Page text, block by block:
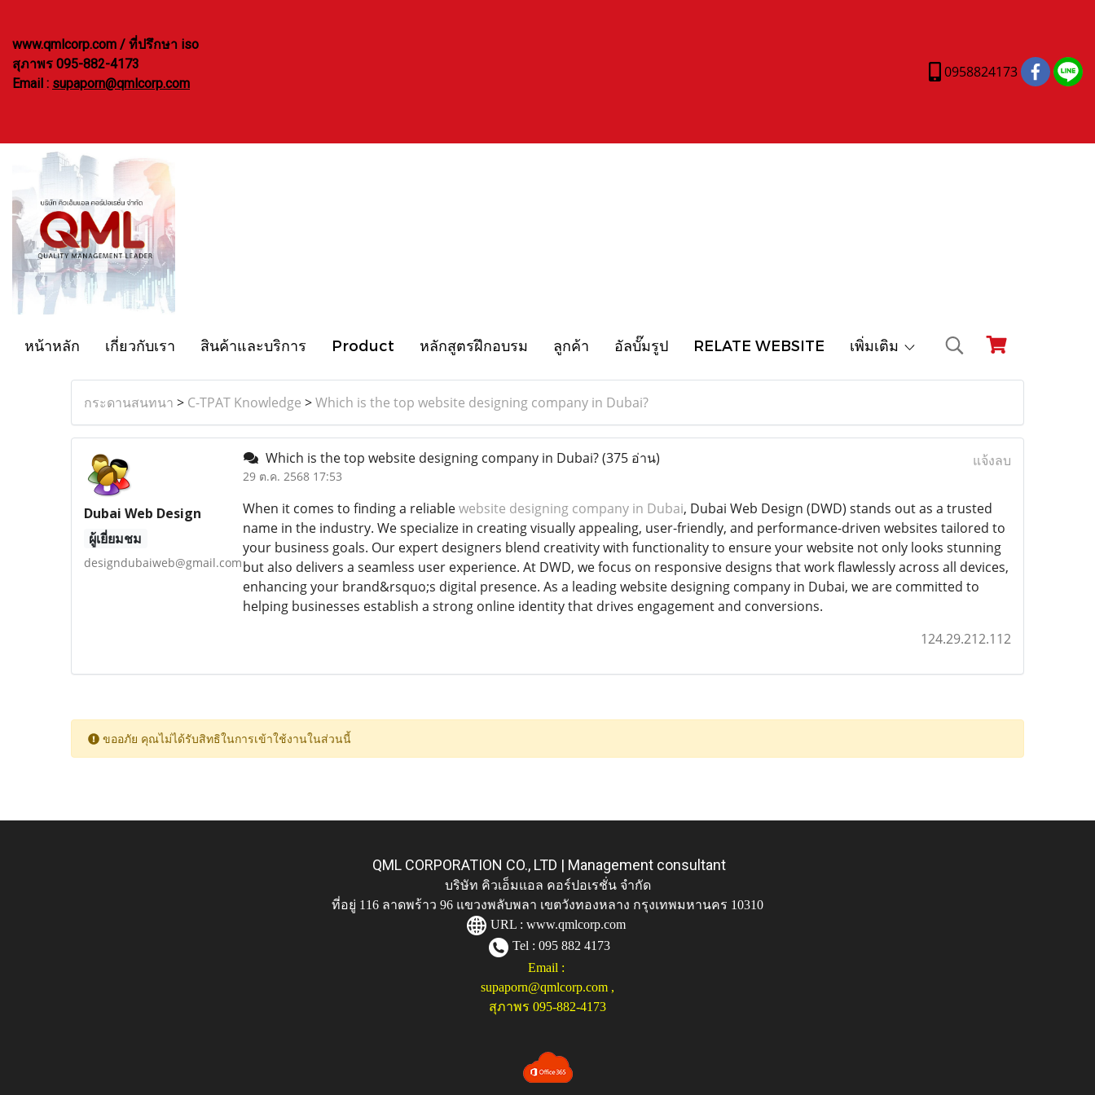
www.qmlcorp.com / ที่ปรึกษา iso
สุภาพร 095-882-4173
Email : supaporn@qmlcorp.com
0958824173
หน้าหลัก เกี่ยวกับเรา สินค้าและบริการ Product หลักสูตรฝึกอบรม ลูกค้า อัลบั๊มรูป RELATE WEBSITE เพิ่มเติม
กระดานสนทนา > C-TPAT Knowledge >Which is the top website designing company in Dubai?
Dubai Web Design
ผู้เยี่ยมชม
designdubaiweb@gmail.com
Which is the top website designing company in Dubai?(375 อ่าน)
29 ต.ค. 2568 17:53
แจ้งลบ
When it comes to finding a reliablewebsite designing company in Dubai, Dubai Web Design (DWD) stands out as a trusted
name in the industry. We specialize in creating visually appealing, user-friendly, and performance-driven websites tailored to
your business goals. Our expert designers blend creativity with functionality to ensure your website not only looks stunning
but also delivers a seamless user experience. At DWD, we focus on responsive designs that work flawlessly across all devices,
enhancing your brand&rsquo;s digital presence. As a leading website designing company in Dubai, we are committed to
helping businesses establish a strong online identity that drives engagement and conversions.
124.29.212.112
ขออภัย คุณไม่ได้รับสิทธิในการเข้าใช้งานในส่วนนี้
QML CORPORATION CO., LTD | Management consultant
บริษัท คิวเอ็มแอล คอร์ปอเรชั่น จำกัด
ที่อยู่ 116 ลาดพร้าว 96 แขวงพลับพลา เขตวังทองหลาง กรุงเทพมหานคร 10310
URL : www.qmlcorp.com
Tel : 095 882 4173
Email :
supaporn@qmlcorp.com ,
สุภาพร 095-882-4173